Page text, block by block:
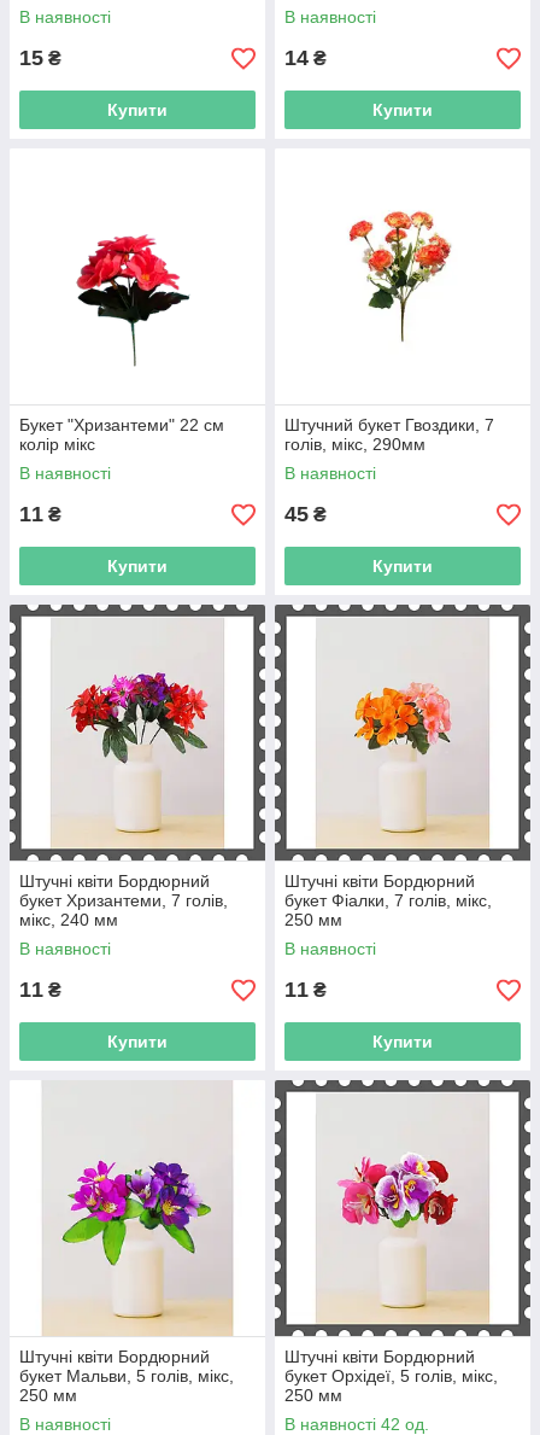
В наявності
15 ₴
Купити
В наявності
14 ₴
Купити
Букет "Хризантеми" 22 см
колір мікс
В наявності
11 ₴
Купити
Штучний букет Гвоздики, 7
голів, мікс, 290мм
В наявності
45 ₴
Купити
Штучні квіти Бордюрний
букет Хризантеми, 7 голів,
мікс, 240 мм
В наявності
11 ₴
Купити
Штучні квіти Бордюрний
букет Фіалки, 7 голів, мікс,
250 мм
В наявності
11 ₴
Купити
Штучні квіти Бордюрний
букет Мальви, 5 голів, мікс,
250 мм
В наявності
Штучні квіти Бордюрний
букет Орхідеї, 5 голів, мікс,
250 мм
В наявності 42 од.